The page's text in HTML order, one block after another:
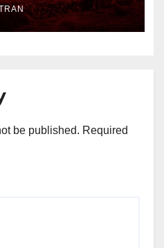
be published. Required